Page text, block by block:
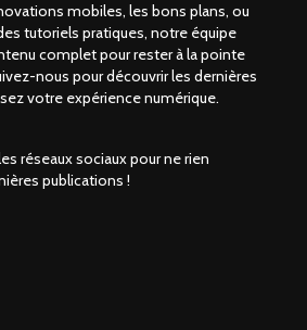
mobiles, les bons plans, ou
tutoriels pratiques, notre équipe
complet pour rester à la pointe
nous pour découvrir les dernières
votre expérience numérique.
réseaux sociaux pour ne rien
publications !